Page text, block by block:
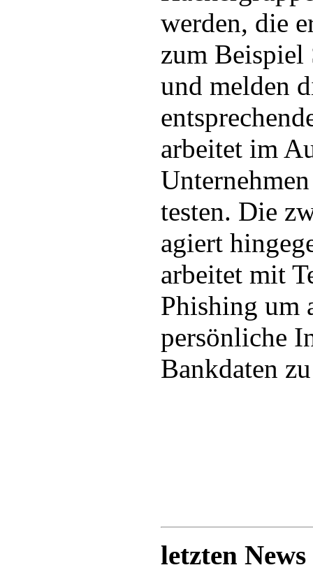
werden, die
zum Beispiel
und melden
arbeitet im
testen. Die
agiert
arbeitet mit
Phishing um
persönliche
Bankdaten
letzten News